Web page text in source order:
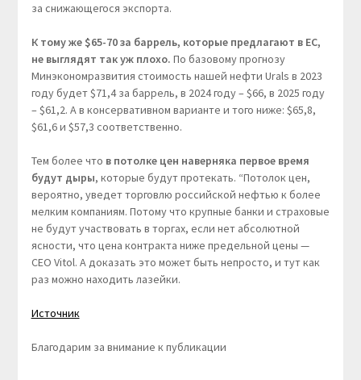
за снижающегося экспорта.
К тому же $65-70 за баррель, которые предлагают в ЕС,
не выглядят так уж плохо. По базовому прогнозу
Минэкономразвития стоимость нашей нефти Urals в 2023
году будет $71,4 за баррель, в 2024 году – $66, в 2025 году
– $61,2. А в консервативном варианте и того ниже: $65,8,
$61,6 и $57,3 соответственно.
Тем более что в потолке цен наверняка первое время
будут дыры, которые будут протекать. “Потолок цен,
вероятно, уведет торговлю российской нефтью к более
мелким компаниям. Потому что крупные банки и страховые
не будут участвовать в торгах, если нет абсолютной
ясности, что цена контракта ниже предельной цены —
CEO Vitol. А доказать это может быть непросто, и тут как
раз можно находить лазейки.
Источник
Благодарим за внимание к публикации